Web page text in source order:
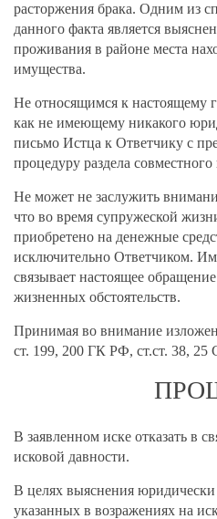
расторжения брака. Одним из
данного факта является
проживания в районе места
имущества.
Не относящимся к настоящему
как не имеющему никакого
письмо Истца к Ответчику с
процедуру раздела
Не может не заслужить
что во время супружеской
приобретено на денежные
исключительно Ответчиком.
связывает настоящее
жизненных обстоятельств.
Принимая во внимание
ст. 199, 200 ГК РФ, ст.ст. 38,
В заявленном иске отказать в
исковой давности.
В целях выяснения юридически
указанных в возражениях на